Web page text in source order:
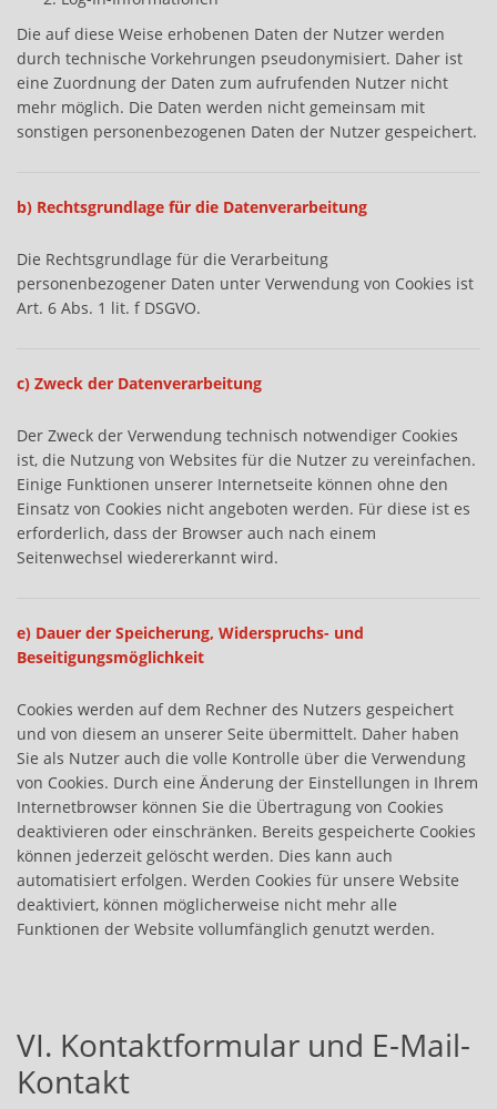
Die auf diese Weise erhobenen Daten der Nutzer werden
durch technische Vorkehrungen pseudonymisiert. Daher ist
eine Zuordnung der Daten zum aufrufenden Nutzer nicht
mehr möglich. Die Daten werden nicht gemeinsam mit
sonstigen personenbezogenen Daten der Nutzer gespeichert.
b) Rechtsgrundlage für die Datenverarbeitung
Die Rechtsgrundlage für die Verarbeitung
personenbezogener Daten unter Verwendung von Cookies ist
Art. 6 Abs. 1 lit. f DSGVO.
c) Zweck der Datenverarbeitung
Der Zweck der Verwendung technisch notwendiger Cookies
ist, die Nutzung von Websites für die Nutzer zu vereinfachen.
Einige Funktionen unserer Internetseite können ohne den
Einsatz von Cookies nicht angeboten werden. Für diese ist es
erforderlich, dass der Browser auch nach einem
Seitenwechsel wiedererkannt wird.
e) Dauer der Speicherung, Widerspruchs- und
Beseitigungsmöglichkeit
Cookies werden auf dem Rechner des Nutzers gespeichert
und von diesem an unserer Seite übermittelt. Daher haben
Sie als Nutzer auch die volle Kontrolle über die Verwendung
von Cookies. Durch eine Änderung der Einstellungen in Ihrem
Internetbrowser können Sie die Übertragung von Cookies
deaktivieren oder einschränken. Bereits gespeicherte Cookies
können jederzeit gelöscht werden. Dies kann auch
automatisiert erfolgen. Werden Cookies für unsere Website
deaktiviert, können möglicherweise nicht mehr alle
Funktionen der Website vollumfänglich genutzt werden.
VI. Kontaktformular und E-Mail-
Kontakt